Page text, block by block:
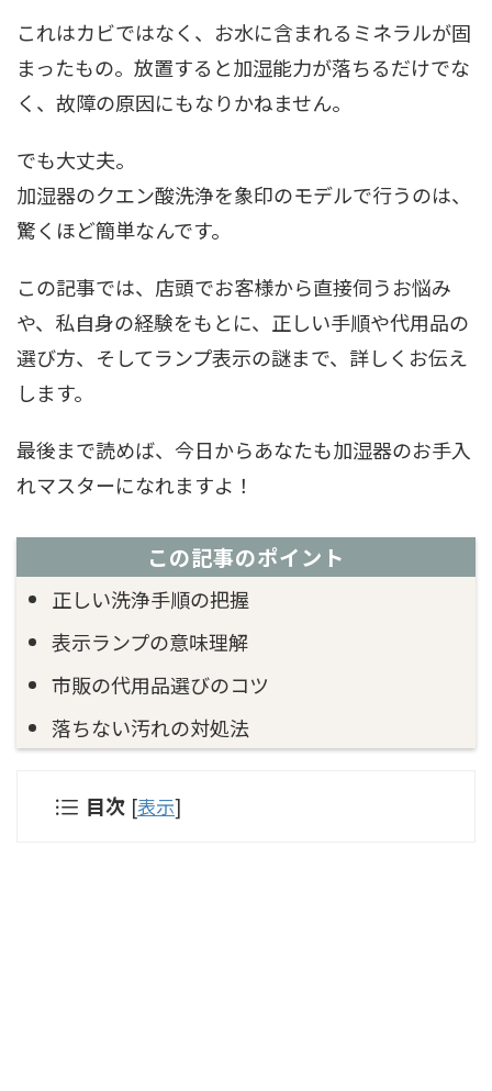
これはカビではなく、お水に含まれるミネラルが固
まったもの。放置すると加湿能力が落ちるだけでな
く、故障の原因にもなりかねません。
でも大丈夫。
加湿器のクエン酸洗浄を象印のモデルで行うのは、
驚くほど簡単なんです。
この記事では、店頭でお客様から直接伺うお悩み
や、私自身の経験をもとに、正しい手順や代用品の
選び方、そしてランプ表示の謎まで、詳しくお伝え
します。
最後まで読めば、今日からあなたも加湿器のお手入
れマスターになれますよ！
この記事のポイント
正しい洗浄手順の把握
表示ランプの意味理解
市販の代用品選びのコツ
落ちない汚れの対処法
目次 [表示]